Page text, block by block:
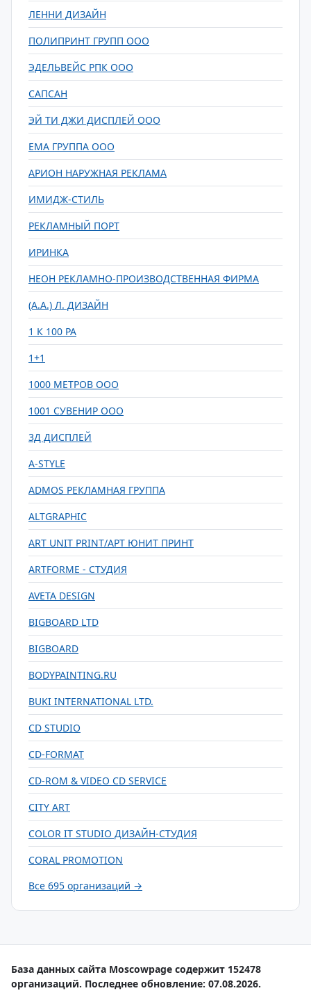
ЛЕННИ ДИЗАЙН
ПОЛИПРИНТ ГРУПП ООО
ЭДЕЛЬВЕЙС РПК ООО
САПСАН
ЭЙ ТИ ДЖИ ДИСПЛЕЙ ООО
ЕМА ГРУППА ООО
АРИОН НАРУЖНАЯ РЕКЛАМА
ИМИДЖ-СТИЛЬ
РЕКЛАМНЫЙ ПОРТ
ИРИНКА
НЕОН РЕКЛАМНО-ПРОИЗВОДСТВЕННАЯ ФИРМА
(А.А.) Л. ДИЗАЙН
1 К 100 РА
1+1
1000 МЕТРОВ ООО
1001 СУВЕНИР ООО
3Д ДИСПЛЕЙ
A-STYLE
ADMOS РЕКЛАМНАЯ ГРУППА
ALTGRAPHIC
ART UNIT PRINT/АРТ ЮНИТ ПРИНТ
ARTFORME - СТУДИЯ
AVETA DESIGN
BIGBOARD LTD
BIGBOARD
BODYPAINTING.RU
BUKI INTERNATIONAL LTD.
CD STUDIO
CD-FORMAT
CD-ROM & VIDEO CD SERVICE
CITY ART
COLOR IT STUDIO ДИЗАЙН-СТУДИЯ
CORAL PROMOTION
Все 695 организаций →
База данных сайта Moscowpage содержит 152478
организаций. Последнее обновление: 07.08.2026.